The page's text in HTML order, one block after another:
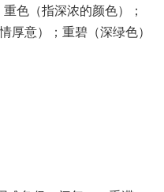
色（指深浓的颜色）；
厚意）；重碧（深绿色）